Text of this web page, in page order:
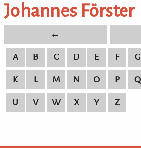
Johannes Förster
bildende Künstler von A-Z
←
A B C D E F G
K L M N O P Q
U V W X Y Z